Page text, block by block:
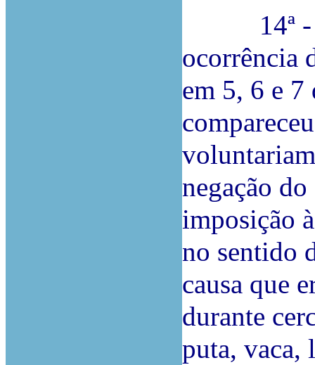
14ª -
ocorrência
em 5, 6 e 7
negação
imposição
no sentido
causa que
durante
puta, vaca,